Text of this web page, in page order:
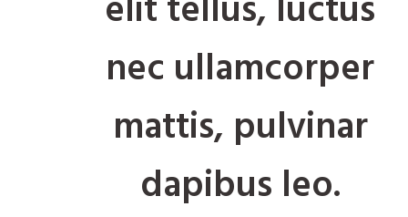
elit tellus, luctus
nec ullamcorper
mattis, pulvinar
dapibus leo.